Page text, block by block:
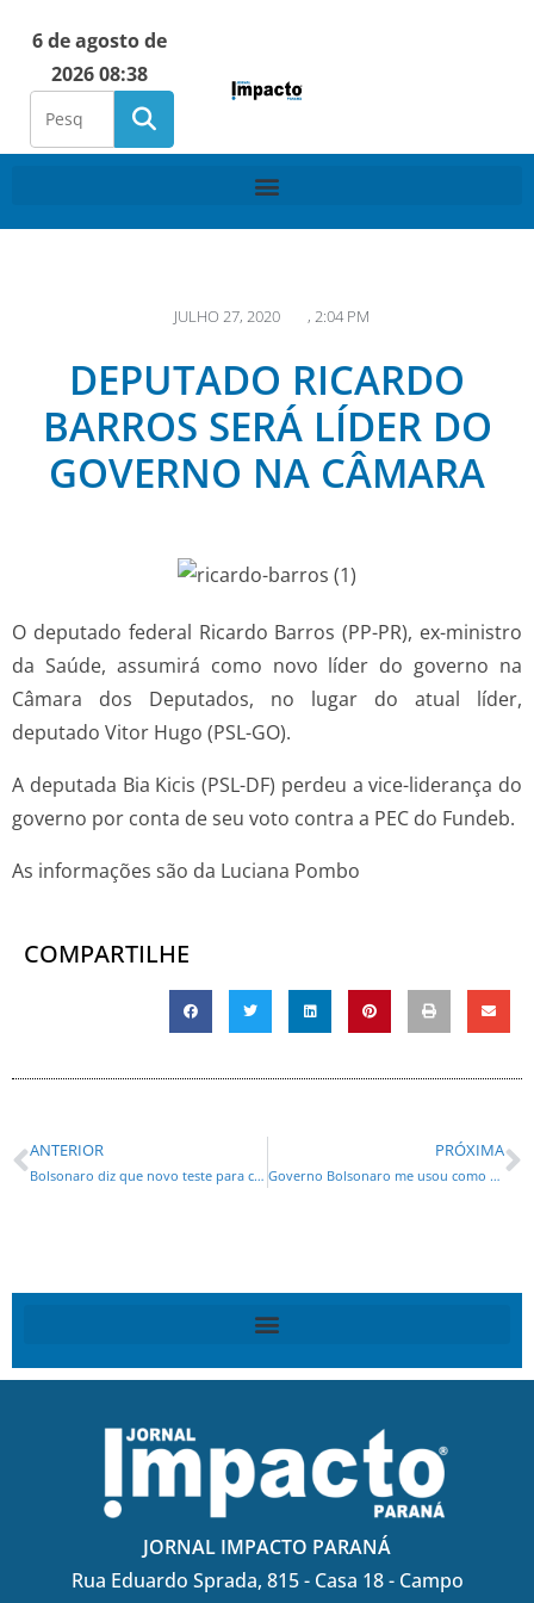
6 de agosto de
2026 08:38
JULHO 27, 2020 , 2:04 PM
DEPUTADO RICARDO
BARROS SERÁ LÍDER DO
GOVERNO NA CÂMARA
O deputado federal Ricardo Barros (PP-PR), ex-ministro
da Saúde, assumirá como novo líder do governo na
Câmara dos Deputados, no lugar do atual líder,
deputado Vitor Hugo (PSL-GO).
A deputada Bia Kicis (PSL-DF) perdeu a vice-liderança do
governo por conta de seu voto contra a PEC do Fundeb.
As informações são da Luciana Pombo
COMPARTILHE
ANTERIOR
Bolsonaro diz que novo teste para covid-19 deu negativo
PRÓXIMA
Governo Bolsonaro me usou como desculpa, diz Moro
JORNAL IMPACTO PARANÁ
Rua Eduardo Sprada, 815 - Casa 18 - Campo